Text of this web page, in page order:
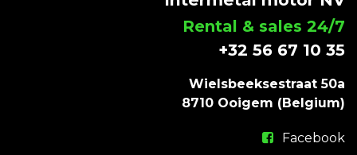
Rental & sales 24/7
+32 56 67 10 35
Wielsbeeksestraat 50a
8710 Ooigem (Belgium)
Facebook